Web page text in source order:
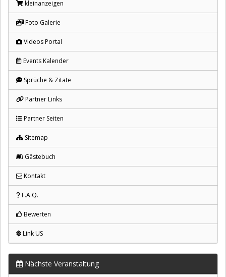
kleinanzeigen
Foto Galerie
Videos Portal
Events Kalender
Sprüche & Zitate
Partner Links
Partner Seiten
Sitemap
Gästebuch
Kontakt
F.A.Q.
Bewerten
Link US
Nächste Veranstaltung